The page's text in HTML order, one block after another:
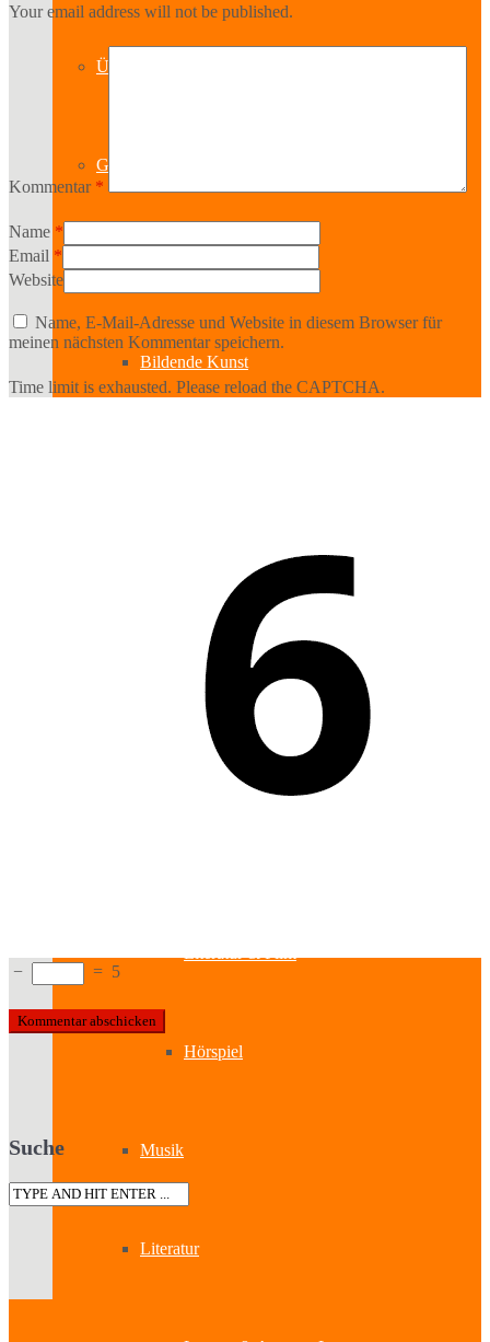
Über uns
Geschichte
Bildende Kunst
Workshops
Darstellende Kunst
Hörspiel
Musik
Literatur
Your email address will not be published.
Kommentar *
Name *
Email *
Website
Name, E-Mail-Adresse und Website in diesem Browser für
meinen nächsten Kommentar speichern.
Time limit is exhausted. Please reload the CAPTCHA.
− = 5
Suche